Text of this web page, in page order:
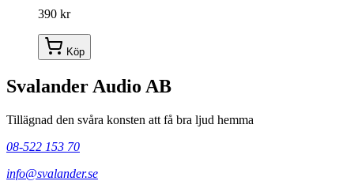
390 kr
Köp
Svalander Audio AB
Tillägnad den svåra konsten att få bra ljud hemma
08-522 153 70
info@svalander.se